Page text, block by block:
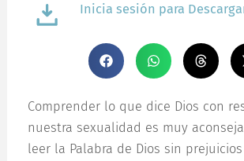
Inicia sesión para
Comprender lo que dice Dios con
nuestra sexualidad es muy
leer la Palabra de Dios sin